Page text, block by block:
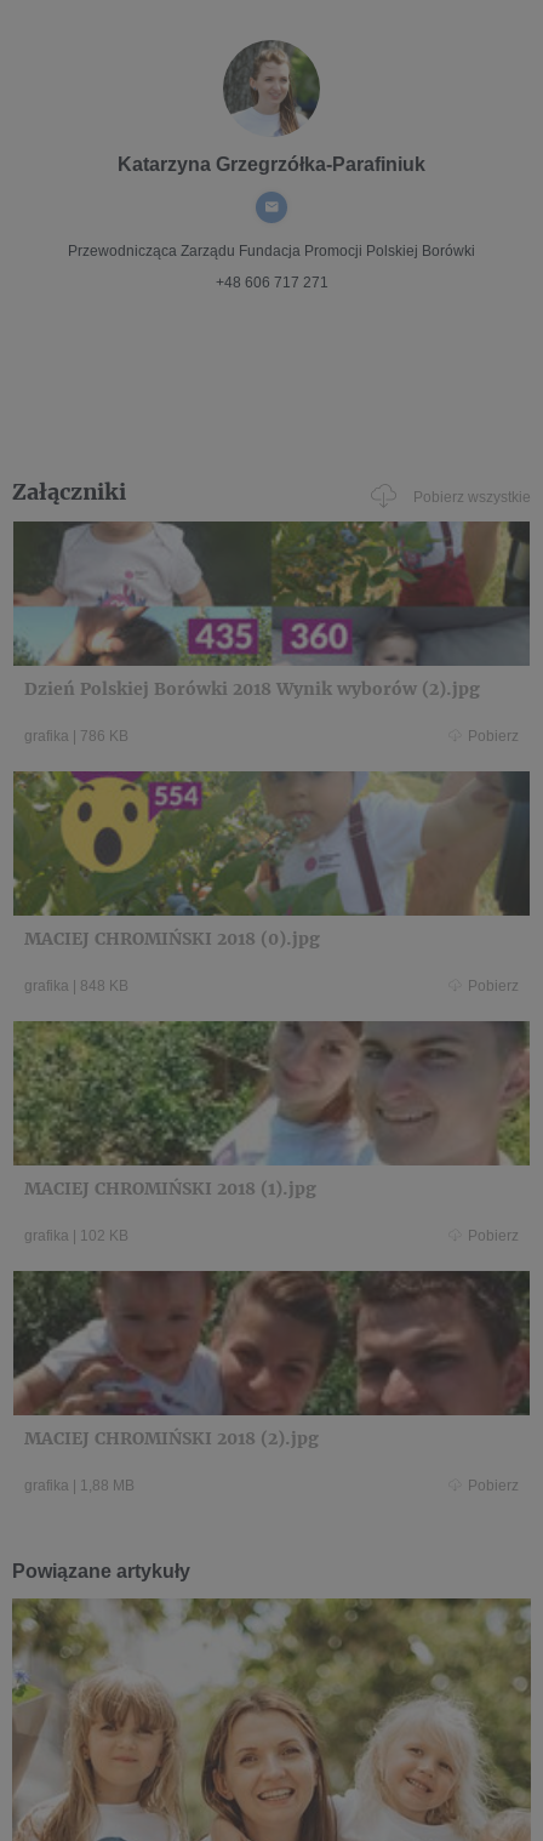
Katarzyna Grzegrzółka-Parafiniuk
Przewodnicząca Zarządu Fundacja Promocji Polskiej Borówki
+48 606 717 271
Załączniki Pobierz wszystkie
Dzień Polskiej Borówki 2018 Wynik wyborów (2).jpg
grafika 786 KB Pobierz
MACIEJ CHROMIŃSKI 2018 (0).jpg
grafika 848 KB Pobierz
MACIEJ CHROMIŃSKI 2018 (1).jpg
grafika 102 KB Pobierz
MACIEJ CHROMIŃSKI 2018 (2).jpg
grafika 1,88 MB Pobierz
Powiązane artykuły